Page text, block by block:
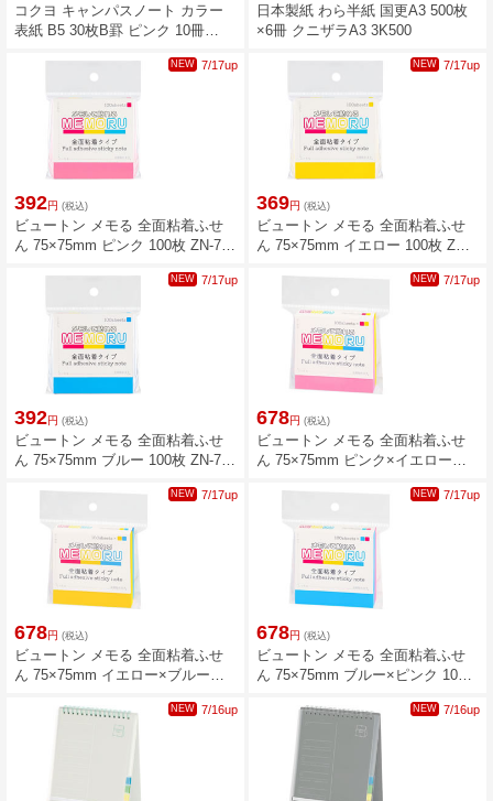
コクヨ キャンパスノート カラー
表紙 B5 30枚B罫 ピンク 10冊
日本製紙 わら半紙 国更A3 500枚
×6冊 クニザラA3 3K500
NEW 7/17up
392円 (税込)
ビュートン メモる 全面粘着ふせ
ん 75×75mm ピンク 100枚 ZN-75-
NEW 7/17up
369円 (税込)
ビュートン メモる 全面粘着ふせ
ん 75×75mm イエロー 100枚 ZN-
NEW 7/17up
392円 (税込)
ビュートン メモる 全面粘着ふせ
ん 75×75mm ブルー 100枚 ZN-75-
NEW 7/17up
678円 (税込)
ビュートン メモる 全面粘着ふせ
ん 75×75mm ピンク×イエロー
NEW 7/17up
678円 (税込)
ビュートン メモる 全面粘着ふせ
ん 75×75mm イエロー×ブルー
NEW 7/17up
678円 (税込)
ビュートン メモる 全面粘着ふせ
ん 75×75mm ブルー×ピンク 100
NEW 7/16up NEW 7/16up